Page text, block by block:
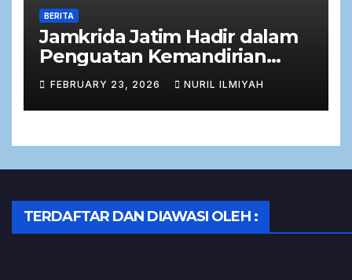
BERITA
Jamkrida Jatim Hadir dalam
Penguatan Kemandirian
Ekonomi Masyarakat melalui
Zakat Produktif
FEBRUARY 23, 2026 NURIL ILMIYAH
TERDAFTAR DAN DIAWASI OLEH :